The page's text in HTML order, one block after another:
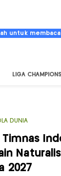
untuk membaca
LIGA CHAMPIONS
DUNIA
Timnas
2027